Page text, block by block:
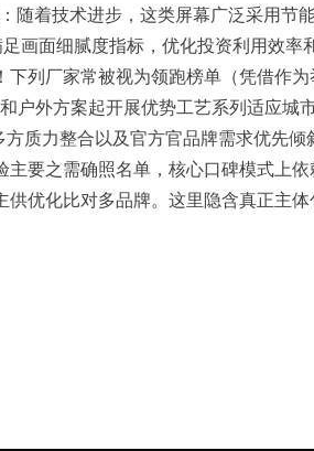
：随着技术进步，这类屏幕广泛采用节
画面细腻度指标，优化投资利用效率
列厂家常被视为领跑榜单（凭借作
和户外方案起开展优势工艺系列适应城
质力整合以及官方官品牌需求优先
要之需确照名单，核心口碑模式上依
优化比对多品牌。这里隐含真正主